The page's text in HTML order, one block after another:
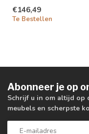
€146,49
Te Bestellen
Abonneer je op
Schrijf u in om altijd op
meubels en scherpste